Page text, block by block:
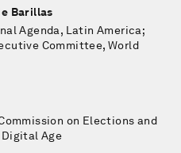
Barillas
Agenda, Latin America;
Committee, World
on Elections and
Age